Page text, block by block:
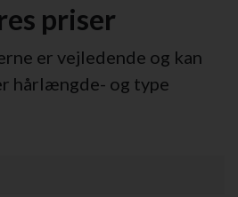
priser
er vejledende og kan
hårlængde- og type